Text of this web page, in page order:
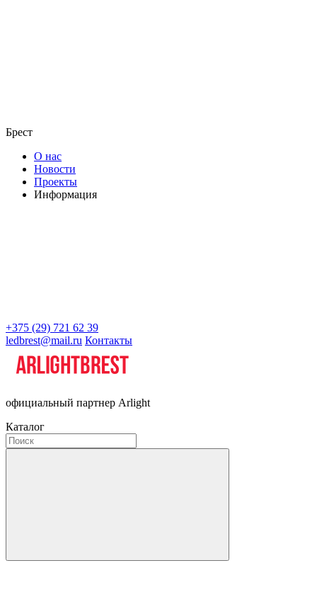
Брест
О нас
Новости
Проекты
Информация
+375 (29) 721 62 39
ledbrest@mail.ru Контакты
официальный партнер Arlight
Каталог